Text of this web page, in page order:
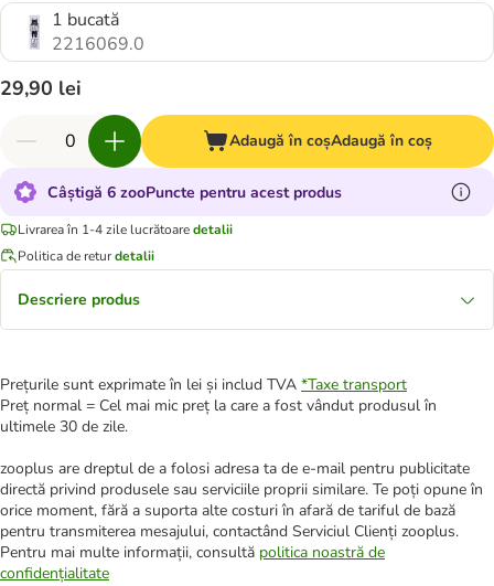
1 bucată
2216069.0
29,90 lei
Adaugă în coșAdaugă în coș
Câștigă 6 zooPuncte pentru acest produs
Livrarea în 1-4 zile lucrătoaredetalii
Politica de returdetalii
Descriere produs
Prețurile sunt exprimate în lei și includ TVA *Taxe transport
Preț normal = Cel mai mic preț la care a fost vândut produsul în
ultimele 30 de zile.
zooplus are dreptul de a folosi adresa ta de e-mail pentru publicitate
directă privind produsele sau serviciile proprii similare. Te poți opune în
orice moment, fără a suporta alte costuri în afară de tariful de bază
pentru transmiterea mesajului, contactând Serviciul Clienți zooplus.
Pentru mai multe informații, consultă politica noastră de
confidențialitate